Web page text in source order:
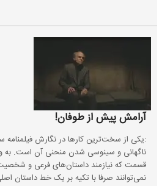
آرامش پیش از طوفان!
:یکی از سخت‌ترین کارها در نگارش فیلمنامه
قسمت که نیازمند داستان‌های فرعی و
نمی‌توانند صرفا با تکیه بر یک خط داستان